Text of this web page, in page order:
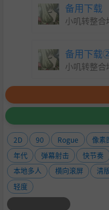
备用下载
小叽转整合
备用下载
小叽转整合
2D 90 Rogue 像素
年代
弹幕射击 快节奏
本地多人
横向滚屏 清
轻度